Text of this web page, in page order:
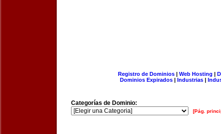
Registro de Dominios| Web Hosting |
Dominios Expirados | Industrias |
Categorías de Dominio:
[Pág.